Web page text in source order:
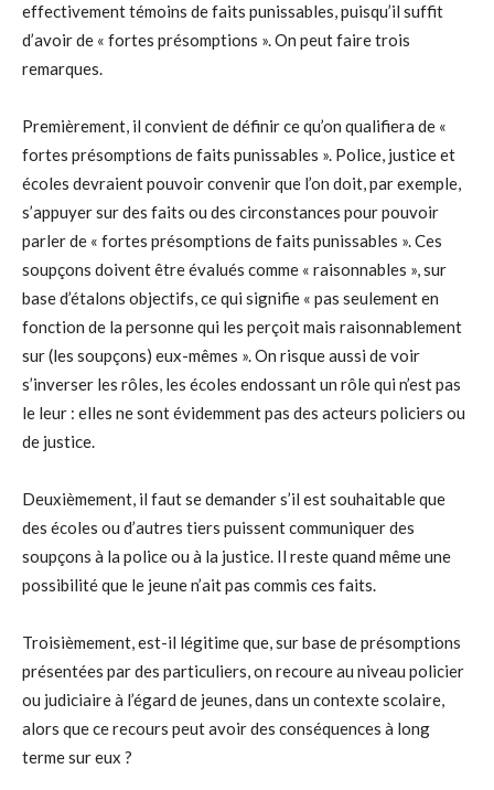
effectivement témoins de faits punissables, puisqu’il suffit
d’avoir de « fortes présomptions ». On peut faire trois
remarques.
Premièrement, il convient de définir ce qu’on qualifiera de «
fortes présomptions de faits punissables ». Police, justice et
écoles devraient pouvoir convenir que l’on doit, par exemple,
s’appuyer sur des faits ou des circonstances pour pouvoir
parler de « fortes présomptions de faits punissables ». Ces
soupçons doivent être évalués comme « raisonnables », sur
base d’étalons objectifs, ce qui signifie « pas seulement en
fonction de la personne qui les perçoit mais raisonnablement
sur (les soupçons) eux-mêmes ». On risque aussi de voir
s’inverser les rôles, les écoles endossant un rôle qui n’est pas
le leur : elles ne sont évidemment pas des acteurs policiers ou
de justice.
Deuxièmement, il faut se demander s’il est souhaitable que
des écoles ou d’autres tiers puissent communiquer des
soupçons à la police ou à la justice. Il reste quand même une
possibilité que le jeune n’ait pas commis ces faits.
Troisièmement, est-il légitime que, sur base de présomptions
présentées par des particuliers, on recoure au niveau policier
ou judiciaire à l’égard de jeunes, dans un contexte scolaire,
alors que ce recours peut avoir des conséquences à long
terme sur eux ?